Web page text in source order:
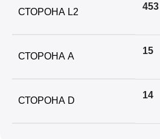
СТОРОНА L2
453
СТОРОНА А
15
СТОРОНА D
14